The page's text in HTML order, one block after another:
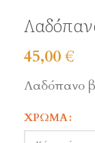
45,00€
Λαδόπανο
ΧΡΏΜΑ